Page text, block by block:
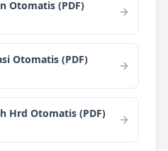
Otomatis (PDF)
Otomatis (PDF)
Hrd Otomatis (PDF)